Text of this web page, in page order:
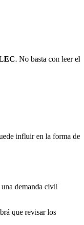
. No basta con leer el
influir en la forma de
demanda civil
que revisar los